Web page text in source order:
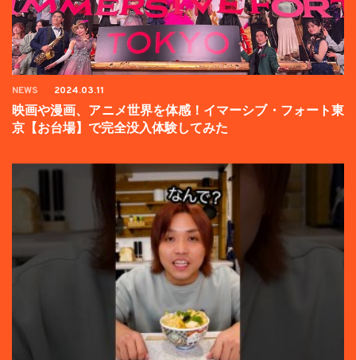
NEWS 2024.03.11
映画や漫画、アニメ世界を体感！イマーシブ・フォート東
京【お台場】で完全没入体験してみた